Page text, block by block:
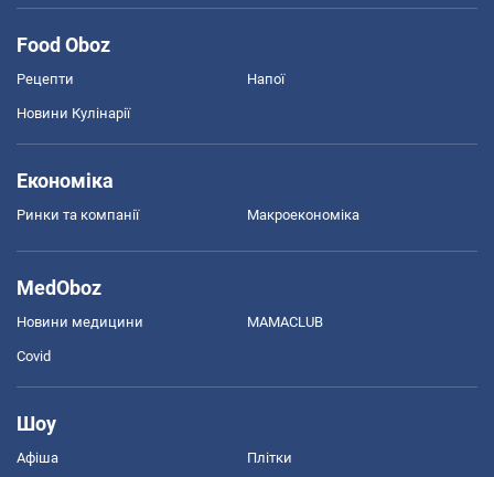
Food Oboz
Рецепти Напої
Новини Кулінарії
Економіка
Ринки та компанії Макроекономіка
MedOboz
Новини медицини MAMACLUB
Covid
Шоу
Афіша Плітки